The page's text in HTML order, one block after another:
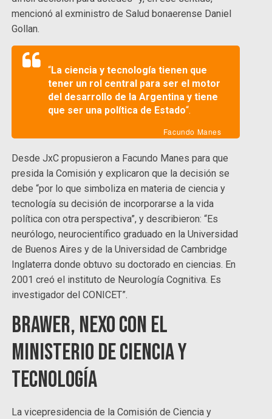
mencionó al exministro de Salud bonaerense Daniel
Gollan.
“La ciencia y tecnología tienen que
tener un rol central para ser el motor
del desarrollo de la Argentina y tiene
que ser una política de Estado“.
Facundo Manes
Desde JxC propusieron a Facundo Manes para que
presida la Comisión y explicaron que la decisión se
debe “por lo que simboliza en materia de ciencia y
tecnología su decisión de incorporarse a la vida
política con otra perspectiva”, y describieron: “Es
neurólogo, neurocientífico graduado en la Universidad
de Buenos Aires y de la Universidad de Cambridge
Inglaterra donde obtuvo su doctorado en ciencias. En
2001 creó el instituto de Neurología Cognitiva. Es
investigador del CONICET”.
Brawer, nexo con el
Ministerio de Ciencia y
Tecnología
La vicepresidencia de la Comisión de Ciencia y